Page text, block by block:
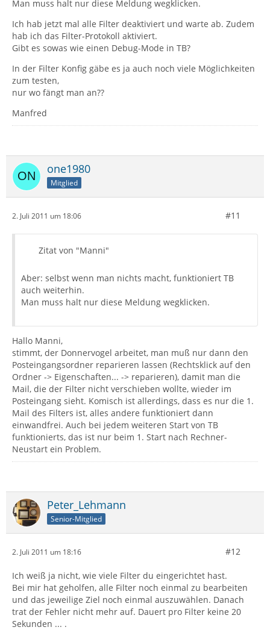
Man muss halt nur diese Meldung wegklicken.
Ich hab jetzt mal alle Filter deaktiviert und warte ab. Zudem
hab ich das Filter-Protokoll aktiviert.
Gibt es sowas wie einen Debug-Mode in TB?
In der Filter Konfig gäbe es ja auch noch viele Möglichkeiten
zum testen,
nur wo fängt man an??
Manfred
one1980
Mitglied
2. Juli 2011 um 18:06 #11
Zitat von "Manni"
Aber: selbst wenn man nichts macht, funktioniert TB
auch weiterhin.
Man muss halt nur diese Meldung wegklicken.
Hallo Manni,
stimmt, der Donnervogel arbeitet, man muß nur dann den
Posteingangsordner reparieren lassen (Rechtsklick auf den
Ordner -> Eigenschaften... -> reparieren), damit man die
Mail, die der Filter nicht verschieben wollte, wieder im
Posteingang sieht. Komisch ist allerdings, dass es nur die 1.
Mail des Filters ist, alles andere funktioniert dann
einwandfrei. Auch bei jedem weiteren Start von TB
funktionierts, das ist nur beim 1. Start nach Rechner-
Neustart ein Problem.
Peter_Lehmann
Senior-Mitglied
2. Juli 2011 um 18:16 #12
Ich weiß ja nicht, wie viele Filter du eingerichtet hast.
Bei mir hat geholfen, alle Filter noch einmal zu bearbeiten
und das jeweilige Ziel noch einmal auszuwählen. Danach
trat der Fehler nicht mehr auf. Dauert pro Filter keine 20
Sekunden ... .